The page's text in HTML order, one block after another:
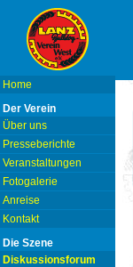
Home
Der Verein
Über uns
Presseberichte
Veranstaltungen
Fotogalerie
Anreise
Kontakt
Die Szene
Diskussionsforum